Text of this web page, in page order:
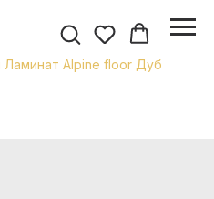
Ламинат Alpine floor Дуб